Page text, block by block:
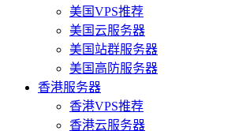
美国VPS推荐
美国云服务器
美国站群服务器
美国高防服务器
香港服务器
香港VPS推荐
香港云服务器